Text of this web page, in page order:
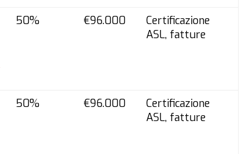
50% €96.000
Certificazione
ASL, fatture
50% €96.000
Certificazione
ASL, fatture